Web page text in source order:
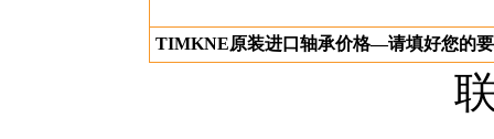
TIMKNE原装进口轴承价格—请填好您的